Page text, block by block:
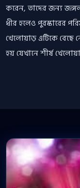
করেন, তাদের জন্য
ধীর হলেও পুরস্কারের
খেলোয়াড় এটিকে বেছে
হয় যেখানে শীর্ষ